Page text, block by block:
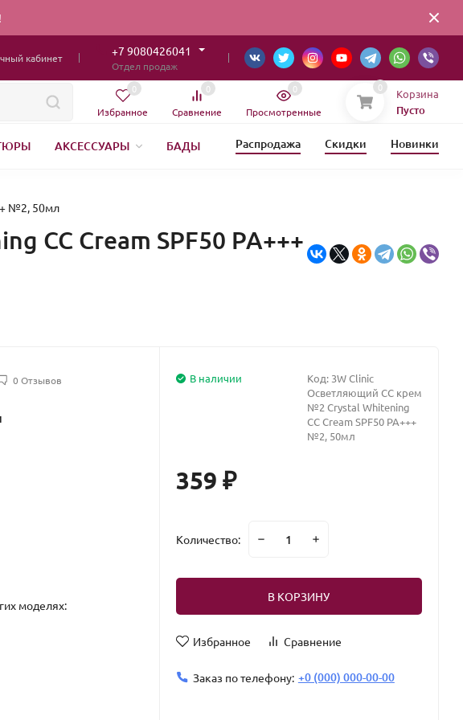
кабинет +7 9080426041
Отдел продаж
Избранное
0
Сравнение
0
Просмотренные
0 0 Корзина
Пусто
АКСЕССУАРЫ
БАДЫ
Распродажа Скидки Новинки
№2, 50мл
CC Cream SPF50 PA+++
0 Отзывов
моделях:
В наличии Код: 3W Clinic
Осветляющий СС крем
№2 Crystal Whitening
CC Cream SPF50 PA+++
№2, 50мл
359 ₽
Количество:
В КОРЗИНУ
Избранное Сравнение
Заказ по телефону: +0 (000) 000-00-00